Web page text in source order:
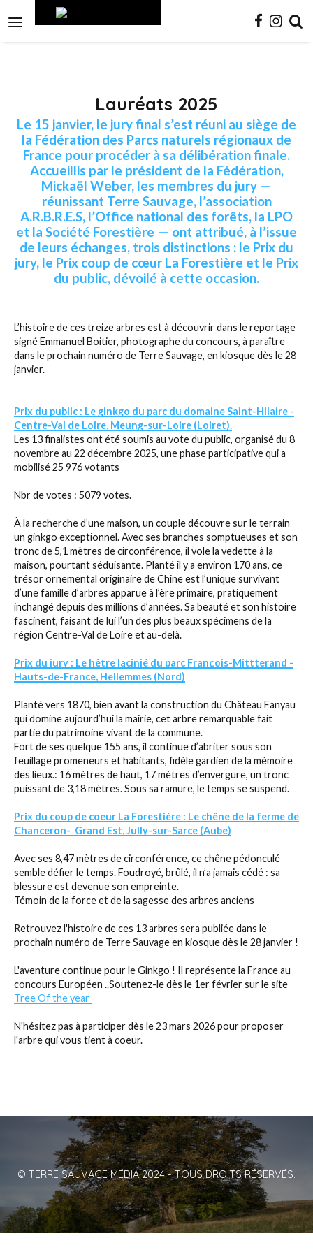
contenu.

Lauréats 2025
Le 15 janvier, le jury final s’est réuni au siège de
la Fédération des Parcs naturels régionaux de
France pour procéder à sa délibération finale.
Accueillis par le président de la Fédération,
Mickaël Weber, les membres du jury —
réunissant Terre Sauvage, l’association
A.R.B.R.E.S, l’Office national des forêts, la LPO
et la Société Forestière — ont attribué, à l’issue
de leurs échanges, trois distinctions : le Prix du
jury, le Prix coup de cœur La Forestière et le Prix
du public, dévoilé à cette occasion.
L’histoire de ces treize arbres est à découvrir dans le reportage
signé Emmanuel Boitier, photographe du concours, à paraître
dans le prochain numéro de Terre Sauvage, en kiosque dès le 28
janvier.
Prix du public : Le ginkgo du parc du domaine Saint-Hilaire -
Centre-Val de Loire, Meung-sur-Loire (Loiret).
Les 13 finalistes ont été soumis au vote du public, organisé du 8
novembre au 22 décembre 2025, une phase participative qui a
mobilisé 25 976 votants
Nbr de votes : 5079 votes.
À la recherche d’une maison, un couple découvre sur le terrain
un ginkgo exceptionnel. Avec ses branches somptueuses et son
tronc de 5,1 mètres de circonférence, il vole la vedette à la
maison, pourtant séduisante. Planté il y a environ 170 ans, ce
trésor ornemental originaire de Chine est l’unique survivant
d’une famille d’arbres apparue à l’ère primaire, pratiquement
inchangé depuis des millions d’années. Sa beauté et son histoire
fascinent, faisant de lui l’un des plus beaux spécimens de la
région Centre-Val de Loire et au-delà.
Prix du jury : Le hêtre lacinié du parc François-Mittterand -
Hauts-de-France, Hellemmes (Nord)
Planté vers 1870, bien avant la construction du Château Fanyau
qui domine aujourd’hui la mairie, cet arbre remarquable fait
partie du patrimoine vivant de la commune.
Fort de ses quelque 155 ans, il continue d’abriter sous son
feuillage promeneurs et habitants, fidèle gardien de la mémoire
des lieux.: 16 mètres de haut, 17 mètres d’envergure, un tronc
puissant de 3,18 mètres. Sous sa ramure, le temps se suspend.
Prix du coup de coeur La Forestière : Le chêne de la ferme de
Chanceron- Grand Est, Jully-sur-Sarce (Aube)
Avec ses 8,47 mètres de circonférence, ce chêne pédonculé
semble défier le temps. Foudroyé, brûlé, il n’a jamais cédé : sa
blessure est devenue son empreinte.
Témoin de la force et de la sagesse des arbres anciens
Retrouvez l'histoire de ces 13 arbres sera publiée dans le
prochain numéro de Terre Sauvage en kiosque dès le 28 janvier !
L'aventure continue pour le Ginkgo ! Il représente la France au
concours Européen ..Soutenez-le dès le 1er février sur le site
Tree Of the year
N'hésitez pas à participer dès le 23 mars 2026 pour proposer
l'arbre qui vous tient à coeur.
© TERRE SAUVAGE MÉDIA 2024 - TOUS DROITS RÉSERVÉS.